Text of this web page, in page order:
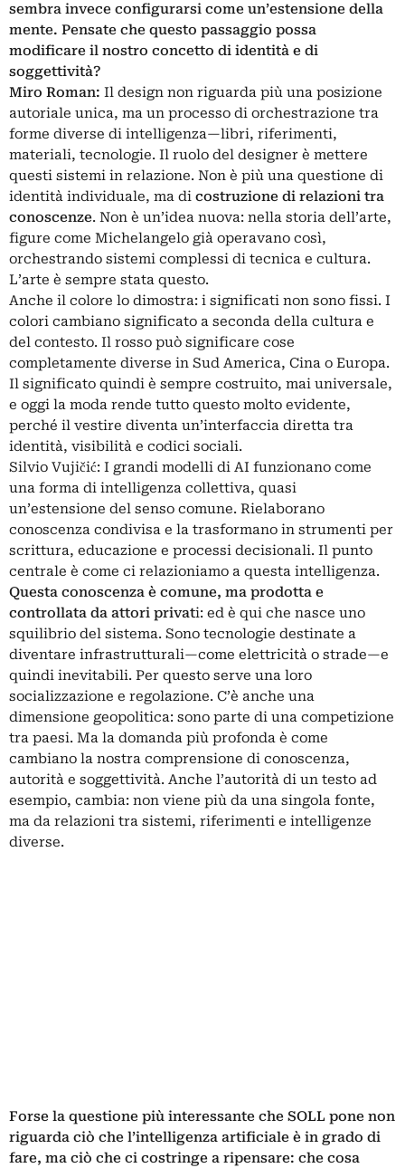
sembra invece configurarsi come un’estensione della
mente. Pensate che questo passaggio possa
modificare il nostro concetto di identità e di
soggettività?
Miro Roman: Il design non riguarda più una posizione
autoriale unica, ma un processo di orchestrazione tra
forme diverse di intelligenza—libri, riferimenti,
materiali, tecnologie. Il ruolo del designer è mettere
questi sistemi in relazione. Non è più una questione di
identità individuale, ma di costruzione di relazioni tra
conoscenze. Non è un’idea nuova: nella storia dell’arte,
figure come Michelangelo già operavano così,
orchestrando sistemi complessi di tecnica e cultura.
L’arte è sempre stata questo.
Anche il colore lo dimostra: i significati non sono fissi. I
colori cambiano significato a seconda della cultura e
del contesto. Il rosso può significare cose
completamente diverse in Sud America, Cina o Europa.
Il significato quindi è sempre costruito, mai universale,
e oggi la moda rende tutto questo molto evidente,
perché il vestire diventa un’interfaccia diretta tra
identità, visibilità e codici sociali.
Silvio Vujičić: I grandi modelli di AI funzionano come
una forma di intelligenza collettiva, quasi
un’estensione del senso comune. Rielaborano
conoscenza condivisa e la trasformano in strumenti per
scrittura, educazione e processi decisionali. Il punto
centrale è come ci relazioniamo a questa intelligenza.
Questa conoscenza è comune, ma prodotta e
controllata da attori privati: ed è qui che nasce uno
squilibrio del sistema. Sono tecnologie destinate a
diventare infrastrutturali—come elettricità o strade—e
quindi inevitabili. Per questo serve una loro
socializzazione e regolazione. C’è anche una
dimensione geopolitica: sono parte di una competizione
tra paesi. Ma la domanda più profonda è come
cambiano la nostra comprensione di conoscenza,
autorità e soggettività. Anche l’autorità di un testo ad
esempio, cambia: non viene più da una singola fonte,
ma da relazioni tra sistemi, riferimenti e intelligenze
diverse.
Forse la questione più interessante che SOLL pone non
riguarda ciò che l’intelligenza artificiale è in grado di
fare, ma ciò che ci costringe a ripensare: che cosa